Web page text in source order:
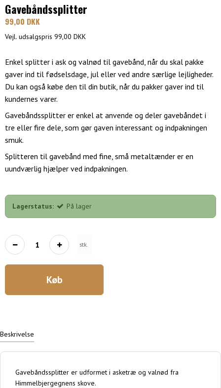
Gavebåndssplitter
99,00 DKK
Vejl. udsalgspris 99,00 DKK
Enkel splitter i ask og valnød til gavebånd, når du skal pakke
gaver ind til fødselsdage, jul eller ved andre særlige lejligheder.
Du kan også købe den til din butik, når du pakker gaver ind til
kundernes varer.
Gavebåndssplitter er enkel at anvende og deler gavebåndet i
tre eller fire dele, som gør gaven interessant og indpakningen
smuk.
Splitteren til gavebånd med fine, små metaltænder er en
uundværlig hjælper ved indpakningen.
Lagerstatus: På lager
stk.
Køb
Beskrivelse
Gavebåndssplitter er udformet i asketræ og valnød fra
Himmelbjergegnens skove.